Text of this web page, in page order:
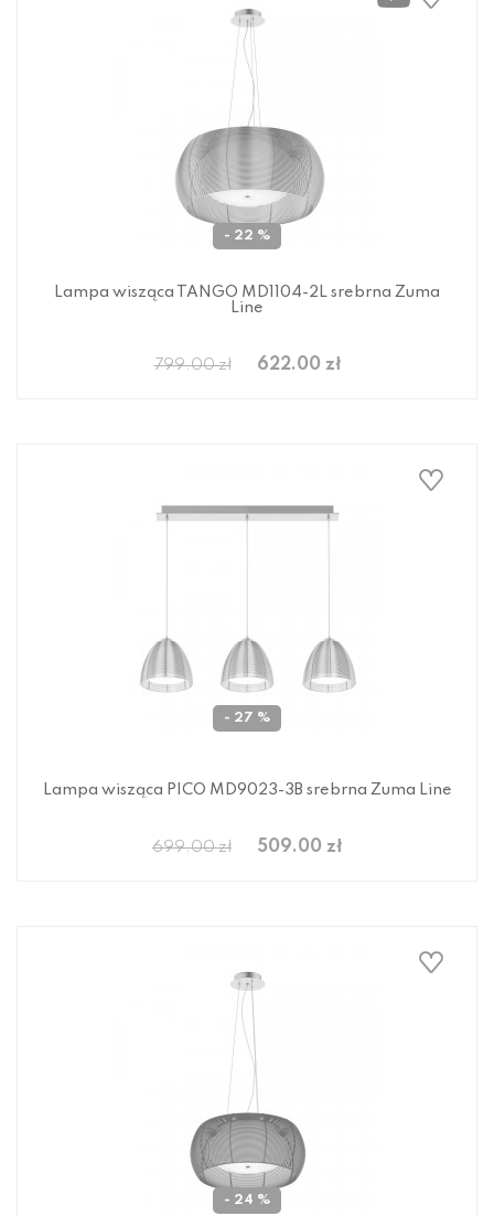
- 22 %
Lampa wisząca TANGO MD1104-2L srebrna Zuma
Line
799.00 zł 622.00 zł
- 27 %
Lampa wisząca PICO MD9023-3B srebrna Zuma Line
699.00 zł 509.00 zł
- 24 %